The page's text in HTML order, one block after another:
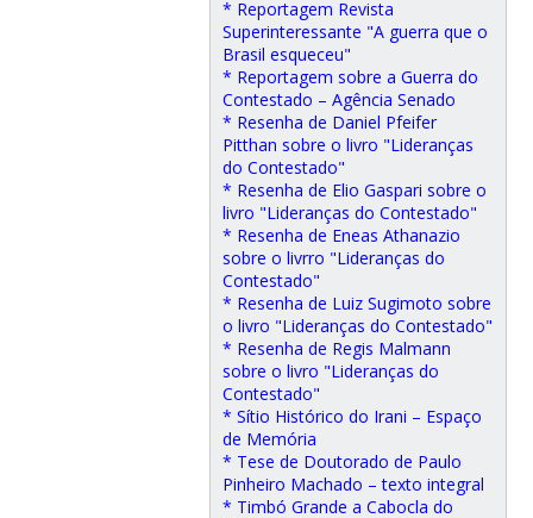
* Reportagem Revista
Superinteressante "A guerra que o
Brasil esqueceu"
* Reportagem sobre a Guerra do
Contestado – Agência Senado
* Resenha de Daniel Pfeifer
Pitthan sobre o livro "Lideranças
do Contestado"
* Resenha de Elio Gaspari sobre o
livro "Lideranças do Contestado"
* Resenha de Eneas Athanazio
sobre o livrro "Lideranças do
Contestado"
* Resenha de Luiz Sugimoto sobre
o livro "Lideranças do Contestado"
* Resenha de Regis Malmann
sobre o livro "Lideranças do
Contestado"
* Sítio Histórico do Irani – Espaço
de Memória
* Tese de Doutorado de Paulo
Pinheiro Machado – texto integral
* Timbó Grande a Cabocla do